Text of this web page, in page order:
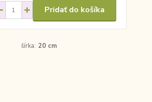
Pridať do košíka
šírka: 20 cm